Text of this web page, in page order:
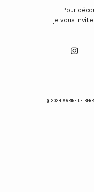
Pour
je vous
@ 2024 MARINE LE